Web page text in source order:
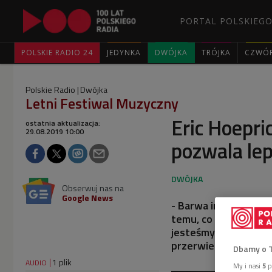
PORTAL
POLSKIE RADIO 24 JEDYNKA DWÓJKA TRÓJKA
Polskie Radio Dwójka
Letni Festiwal Muzyczny
Eric
pozwala
ostatnia aktualizacja:
29.08.2019 10:00
Obserwuj nas na
Google News
- Barwa instrumentu
temu, co chciał w
jesteśmy w stanie
przerwie koncertu
AUDIO 1 plik
Dbamy o
My i nasi 5